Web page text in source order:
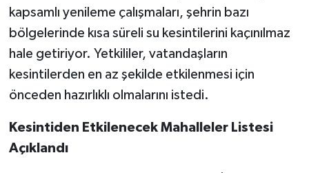
kapsamlı yenileme çalışmaları, şehrin bazı
bölgelerinde kısa süreli su kesintilerini kaçınılmaz
hale getiriyor. Yetkililer, vatandaşların
kesintilerden en az şekilde etkilenmesi için
önceden hazırlıklı olmalarını istedi.
Kesintiden Etkilenecek Mahalleler Listesi
Açıklandı